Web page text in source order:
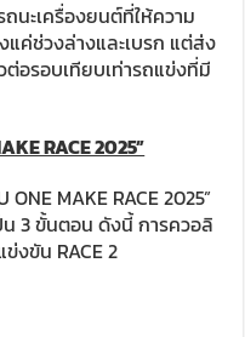
นะเครื่องยนต์ที่ให้ความ
ค่ช่วงล่างและเบรก แต่ส่ง
อรอบเทียบเท่ารถแข่งที่มี
RACE 2025”
MAKE RACE 2025”
3 ขั้นตอน ดังนี้ การควอลิ
งขัน RACE 2